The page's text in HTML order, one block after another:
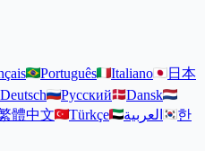
Português Italiano
日本
Deutsch Русский
Dansk
體中文 Türkçe العربية
한